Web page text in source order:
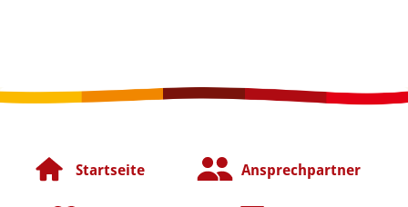
Startseite Ansprechpartner